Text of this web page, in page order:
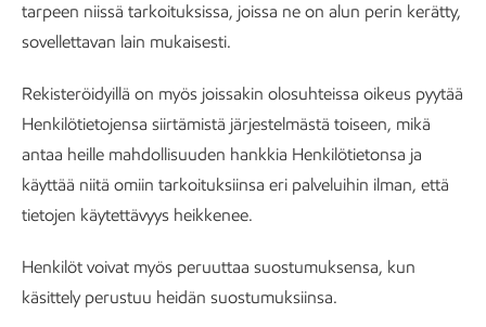
tarpeen niissä tarkoituksissa, joissa ne on alun perin kerätty,
sovellettavan lain mukaisesti.
Rekisteröidyillä on myös joissakin olosuhteissa oikeus pyytää
Henkilötietojensa siirtämistä järjestelmästä toiseen, mikä
antaa heille mahdollisuuden hankkia Henkilötietonsa ja
käyttää niitä omiin tarkoituksiinsa eri palveluihin ilman, että
tietojen käytettävyys heikkenee.
Henkilöt voivat myös peruuttaa suostumuksensa, kun
käsittely perustuu heidän suostumuksiinsa.